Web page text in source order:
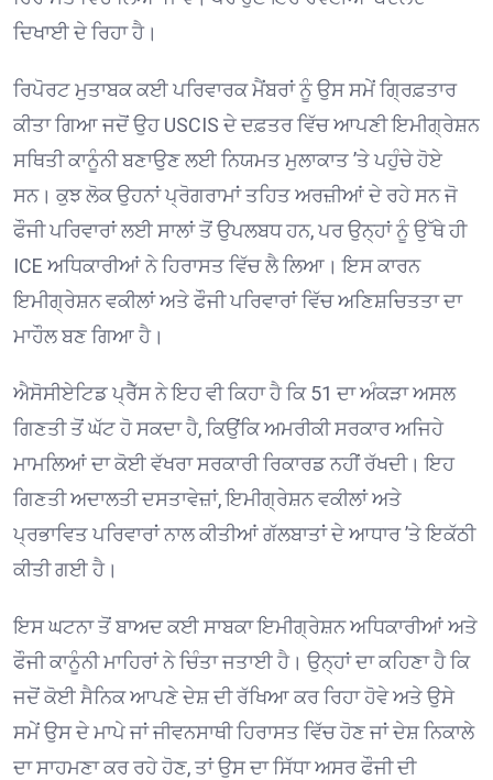
ਦਿਖਾਈ ਦੇ ਰਿਹਾ ਹੈ। ⁠
ਰਿਪੋਰਟ ਮੁਤਾਬਕ ਕਈ ਪਰਿਵਾਰਕ ਮੈਂਬਰਾਂ ਨੂੰ ਉਸ ਸਮੇਂ ਗ੍ਰਿਫ਼ਤਾਰ
ਕੀਤਾ ਗਿਆ ਜਦੋਂ ਉਹ USCIS ਦੇ ਦਫ਼ਤਰ ਵਿੱਚ ਆਪਣੀ ਇਮੀਗ੍ਰੇਸ਼ਨ
ਸਥਿਤੀ ਕਾਨੂੰਨੀ ਬਣਾਉਣ ਲਈ ਨਿਯਮਤ ਮੁਲਾਕਾਤ ’ਤੇ ਪਹੁੰਚੇ ਹੋਏ
ਸਨ। ਕੁਝ ਲੋਕ ਉਹਨਾਂ ਪ੍ਰੋਗਰਾਮਾਂ ਤਹਿਤ ਅਰਜ਼ੀਆਂ ਦੇ ਰਹੇ ਸਨ ਜੋ
ਫੌਜੀ ਪਰਿਵਾਰਾਂ ਲਈ ਸਾਲਾਂ ਤੋਂ ਉਪਲਬਧ ਹਨ, ਪਰ ਉਨ੍ਹਾਂ ਨੂੰ ਉੱਥੇ ਹੀ
ICE ਅਧਿਕਾਰੀਆਂ ਨੇ ਹਿਰਾਸਤ ਵਿੱਚ ਲੈ ਲਿਆ। ਇਸ ਕਾਰਨ
ਇਮੀਗ੍ਰੇਸ਼ਨ ਵਕੀਲਾਂ ਅਤੇ ਫੌਜੀ ਪਰਿਵਾਰਾਂ ਵਿੱਚ ਅਣਿਸ਼ਚਿਤਤਾ ਦਾ
ਮਾਹੌਲ ਬਣ ਗਿਆ ਹੈ। ⁠
ਐਸੋਸੀਏਟਿਡ ਪ੍ਰੈੱਸ ਨੇ ਇਹ ਵੀ ਕਿਹਾ ਹੈ ਕਿ 51 ਦਾ ਅੰਕੜਾ ਅਸਲ
ਗਿਣਤੀ ਤੋਂ ਘੱਟ ਹੋ ਸਕਦਾ ਹੈ, ਕਿਉਂਕਿ ਅਮਰੀਕੀ ਸਰਕਾਰ ਅਜਿਹੇ
ਮਾਮਲਿਆਂ ਦਾ ਕੋਈ ਵੱਖਰਾ ਸਰਕਾਰੀ ਰਿਕਾਰਡ ਨਹੀਂ ਰੱਖਦੀ। ਇਹ
ਗਿਣਤੀ ਅਦਾਲਤੀ ਦਸਤਾਵੇਜ਼ਾਂ, ਇਮੀਗ੍ਰੇਸ਼ਨ ਵਕੀਲਾਂ ਅਤੇ
ਪ੍ਰਭਾਵਿਤ ਪਰਿਵਾਰਾਂ ਨਾਲ ਕੀਤੀਆਂ ਗੱਲਬਾਤਾਂ ਦੇ ਆਧਾਰ ’ਤੇ ਇਕੱਠੀ
ਕੀਤੀ ਗਈ ਹੈ। ⁠
ਇਸ ਘਟਨਾ ਤੋਂ ਬਾਅਦ ਕਈ ਸਾਬਕਾ ਇਮੀਗ੍ਰੇਸ਼ਨ ਅਧਿਕਾਰੀਆਂ ਅਤੇ
ਫੌਜੀ ਕਾਨੂੰਨੀ ਮਾਹਿਰਾਂ ਨੇ ਚਿੰਤਾ ਜਤਾਈ ਹੈ। ਉਨ੍ਹਾਂ ਦਾ ਕਹਿਣਾ ਹੈ ਕਿ
ਜਦੋਂ ਕੋਈ ਸੈਨਿਕ ਆਪਣੇ ਦੇਸ਼ ਦੀ ਰੱਖਿਆ ਕਰ ਰਿਹਾ ਹੋਵੇ ਅਤੇ ਉਸੇ
ਸਮੇਂ ਉਸ ਦੇ ਮਾਪੇ ਜਾਂ ਜੀਵਨਸਾਥੀ ਹਿਰਾਸਤ ਵਿੱਚ ਹੋਣ ਜਾਂ ਦੇਸ਼ ਨਿਕਾਲੇ
ਦਾ ਸਾਹਮਣਾ ਕਰ ਰਹੇ ਹੋਣ, ਤਾਂ ਉਸ ਦਾ ਸਿੱਧਾ ਅਸਰ ਫੌਜੀ ਦੀ